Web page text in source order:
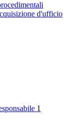
d'ufficio
1